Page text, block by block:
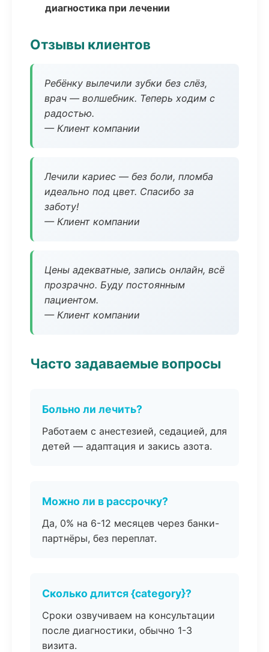
диагностика при лечении
Отзывы клиентов
Ребёнку вылечили зубки без слёз,
врач — волшебник. Теперь ходим с
радостью.
— Клиент компании
Лечили кариес — без боли, пломба
идеально под цвет. Спасибо за
заботу!
— Клиент компании
Цены адекватные, запись онлайн, всё
прозрачно. Буду постоянным
пациентом.
— Клиент компании
Часто задаваемые вопросы
Больно ли лечить?
Работаем с анестезией, седацией, для
детей — адаптация и закись азота.
Можно ли в рассрочку?
Да, 0% на 6-12 месяцев через банки-
партнёры, без переплат.
Сколько длится {category}?
Сроки озвучиваем на консультации
после диагностики, обычно 1-3
визита.